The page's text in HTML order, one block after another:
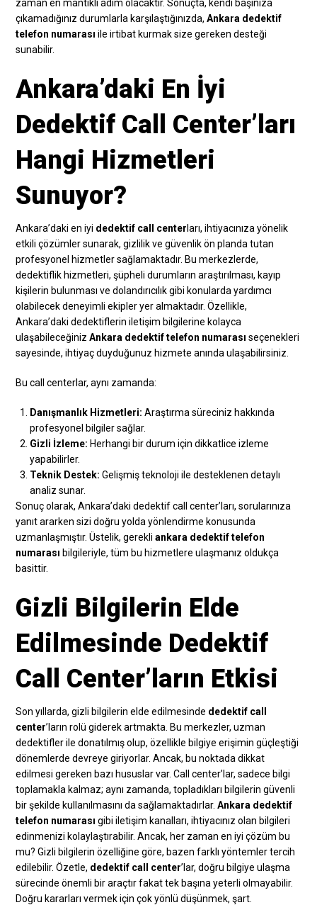
zaman en mantıklı adım olacaktır. Sonuçta, kendi başınıza
çıkamadığınız durumlarla karşılaştığınızda,Ankara dedektif
telefon numarası ile irtibat kurmak size gereken desteği
sunabilir.
Ankara’daki En İyi
Dedektif Call Center’ları
Hangi Hizmetleri
Sunuyor?
Ankara’daki en iyi dedektif call center ları, ihtiyacınıza yönelik
etkili çözümler sunarak, gizlilik ve güvenlik ön planda tutan
profesyonel hizmetler sağlamaktadır. Bu merkezlerde,
dedektiflik hizmetleri, şüpheli durumların araştırılması, kayıp
kişilerin bulunması ve dolandırıcılık gibi konularda yardımcı
olabilecek deneyimli ekipler yer almaktadır. Özellikle,
Ankara’daki dedektiflerin iletişim bilgilerine kolayca
ulaşabileceğiniz Ankara dedektif telefon numarası seçenekleri
sayesinde, ihtiyaç duyduğunuz hizmete anında ulaşabilirsiniz.
Bu call centerlar, aynı zamanda:
Danışmanlık Hizmetleri: Araştırma süreciniz hakkında
profesyonel bilgiler sağlar.
Gizli İzleme: Herhangi bir durum için dikkatlice izleme
yapabilirler.
Teknik Destek: Gelişmiş teknoloji ile desteklenen detaylı
analiz sunar.
Sonuç olarak, Ankara’daki dedektif call center’ları, sorularınıza
yanıt ararken sizi doğru yolda yönlendirme konusunda
uzmanlaşmıştır. Üstelik, gerekliankara dedektif telefon
numarası bilgileriyle, tüm bu hizmetlere ulaşmanız oldukça
basittir.
Gizli Bilgilerin Elde
Edilmesinde Dedektif
Call Center’ların Etkisi
Son yıllarda, gizli bilgilerin elde edilmesinde dedektif call
center’ların rolü giderek artmakta. Bu merkezler, uzman
dedektifler ile donatılmış olup, özellikle bilgiye erişimin güçleştiği
dönemlerde devreye giriyorlar. Ancak, bu noktada dikkat
edilmesi gereken bazı hususlar var. Call center’lar, sadece bilgi
toplamakla kalmaz; aynı zamanda, topladıkları bilgilerin güvenli
bir şekilde kullanılmasını da sağlamaktadırlar.Ankara dedektif
telefon numarası gibi iletişim kanalları, ihtiyacınız olan bilgileri
edinmenizi kolaylaştırabilir. Ancak, her zaman en iyi çözüm bu
mu? Gizli bilgilerin özelliğine göre, bazen farklı yöntemler tercih
edilebilir. Özetle, dedektif call center’lar, doğru bilgiye ulaşma
sürecinde önemli bir araçtır fakat tek başına yeterli olmayabilir.
Doğru kararları vermek için çok yönlü düşünmek, şart.